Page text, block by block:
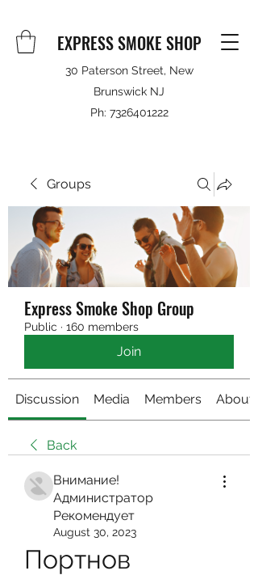
EXPRESS SMOKE SHOP
30 Paterson Street, New
Brunswick NJ
Ph: 7326401222
Groups
Express Smoke Shop Group
Public · 160 members
Join
Discussion Media Members About
Back
Внимание!
Администратор
Рекомендует
August 30, 2023
Портнов